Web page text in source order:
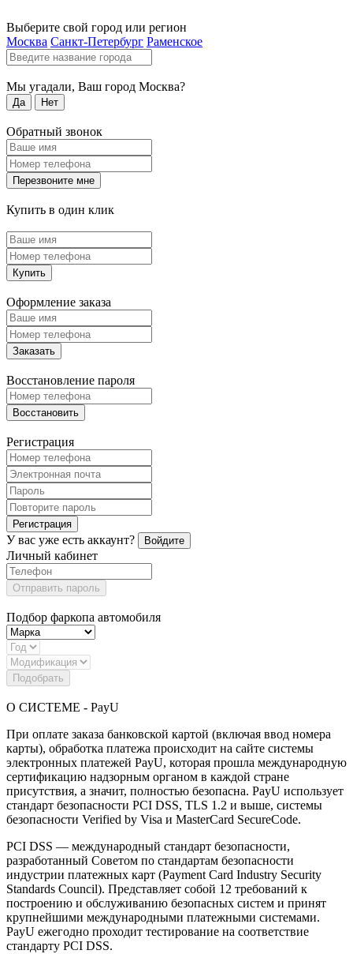
Выберите свой город или регион
Москва Санкт-Петербург Раменское
Мы угадали, Ваш город Москва?
Да Нет
Обратный звонок
Перезвоните мне
Купить в один клик
Купить
Оформление заказа
Заказать
Восстановление пароля
Восстановить
Регистрация
Регистрация
У вас уже есть аккаунт? Войдите
Личный кабинет
Отправить пароль
Подбор фаркопа автомобиля
Подобрать
О СИСТЕМЕ - PayU
При оплате заказа банковской картой (включая ввод номера
карты), обработка платежа происходит на сайте системы
электронных платежей PayU, которая прошла международную
сертификацию надзорным органом в каждой стране
присутствия, а значит, полностью безопасна. PayU использует
стандарт безопасности PCI DSS, TLS 1.2 и выше, системы
безопасности Verified by Visa и MasterCard SecureCode.
PCI DSS — международный стандарт безопасности,
разработанный Советом по стандартам безопасности
индустрии платежных карт (Payment Card Industry Security
Standards Council). Представляет собой 12 требований к
построению и обслуживанию безопасных систем и принят
крупнейшими международными платежными системами.
PayU ежегодно проходит тестирование на соответствие
стандарту PCI DSS.